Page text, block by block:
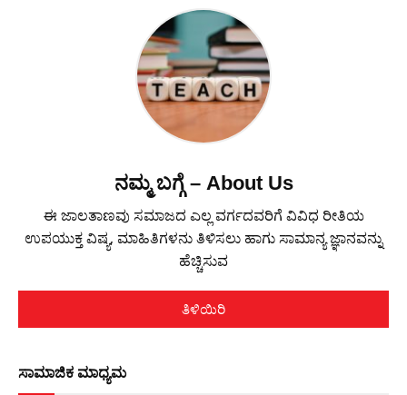
ನಮ್ಮ ಬಗ್ಗೆ – About Us
ಈ ಜಾಲತಾಣವು ಸಮಾಜದ ಎಲ್ಲ ವರ್ಗದವರಿಗೆ ವಿವಿಧ ರೀತಿಯ
ಉಪಯುಕ್ತ ವಿಷ್ಯ, ಮಾಹಿತಿಗಳನು ತಿಳಿಸಲು ಹಾಗು ಸಾಮಾನ್ಯ ಜ್ಞಾನವನ್ನು
ಹೆಚ್ಚಿಸುವ
ತಿಳಿಯಿರಿ
ಸಾಮಾಜಿಕ ಮಾಧ್ಯಮ